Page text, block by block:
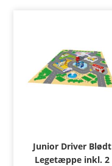
Junior Driver Blødt
Legetæppe inkl. 2